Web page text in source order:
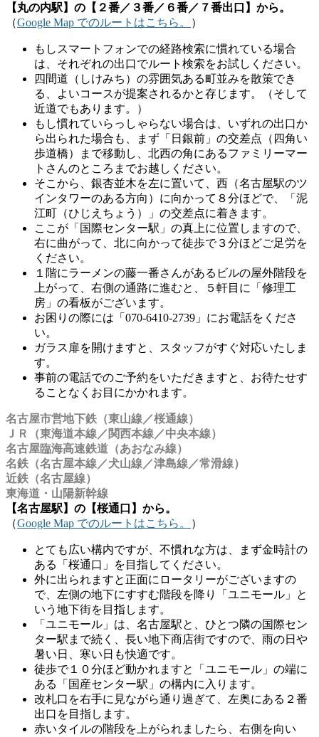
【丸の内駅】の【２番／３番／６番／７番出口】から。
（Google Map でのルートはこちら。 ）
もしスマートフォンでの経路検索に慣れている場合
は、それぞれの出口でルート検索をお試しください。
四間道（しけみち）の雰囲気ある町並みを散策でき
る、よいコースが提案されるかと存じます。（そして
近道でもあります。）
もし慣れていらっしゃらない場合は、いずれの出口か
ら出られた場合も、まず「日銀前」の交差点（四角い
歩道橋）まで移動し、北西の角にあるファミリーマー
トさんのところまでお越しください。
そこから、銀杏並木を左に置いて、西（名古屋駅のツ
インタワーのある方向）に向かって８分ほどで、「泥
江町（ひじえちょう）」の交差点に着きます。
ここが「国際センター駅」の真上に位置しますので、
右に曲がって、北に向かって徒歩で３分ほどご足労を
ください。
１階にラーメンの藤一番さんがあるビルの屋外階段を
上がって、右側の通路に進むと、５軒目に「修理工
房」の看板がございます。
お困りの際には「070-6410-2739」にお電話をくださ
い。
ガラス扉を開けますと、スタッフがすぐ対応いたしま
す。
事前の電話でのご予約をいただきますと、お待たせす
ることなくお目にかかれます。
名古屋市営地下鉄（東山線／桜通線）
ＪＲ（東海道本線／関西本線／中央本線）
名古屋臨海高速鉄道（あおなみ線）
名鉄（名古屋本線／犬山線／津島線／常滑線）
近鉄（名古屋線）
東海道・山陽新幹線
【名古屋駅】の【桜通口】から。
（Google Map でのルートはこちら。 ）
とても広い構内ですが、不慣れな方は、まず金時計の
ある「桜通口」を目指してください。
外に出られますと正面にロータリーがございますの
で、左側の地下にすすむ階段を降り「ユニモール」と
いう地下街を目指します。
「ユニモール」は、名古屋駅と、ひとつ隣の国際セン
ター駅まで続く、長い地下商店街ですので、雨の日や
暑い日、寒い日も快適です。
徒歩で１０分ほど動かれますと「ユニモール」の端に
ある「国産センター駅」の構内に入ります。
改札口を右手に見ながら通り過ぎて、左奥にある２番
出口を目指します。
赤いタイルの階段を上がられましたら、右側を向い